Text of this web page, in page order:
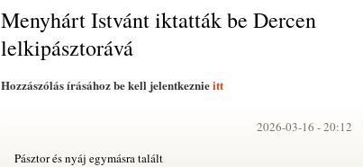
Menyhárt Istvánt iktatták be Dercen
lelkipásztorává
Hozzászólás írásához be kell jelentkeznieitt
2026-03-16 -20:12
Pásztor és nyáj egymásra talált